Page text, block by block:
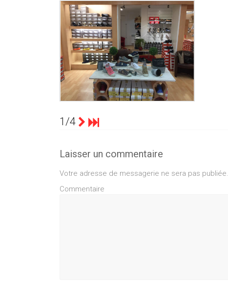
count(page_images)1
INSTALLATION D’ÉCLAIRAGE POUR
LA BOUTIQUE
1/4
Laisser un commentaire
Votre adresse de messagerie ne sera pas publiée.
Commentaire